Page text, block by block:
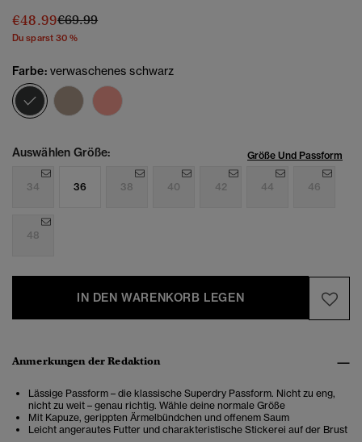
€48.99Preis wurde reduziert von
€69.99bis
Du sparst 30 %
Farbe: verwaschenes schwarz
Ausgewählt
Auswählen Größe: Größe Und Passform
34 36 38 40 42 44 46
48
IN DEN WARENKORB LEGEN
Anmerkungen der Redaktion
Lässige Passform – die klassische Superdry Passform. Nicht zu eng,
nicht zu weit – genau richtig. Wähle deine normale Größe
Mit Kapuze, gerippten Ärmelbündchen und offenem Saum
Leicht angerautes Futter und charakteristische Stickerei auf der Brust